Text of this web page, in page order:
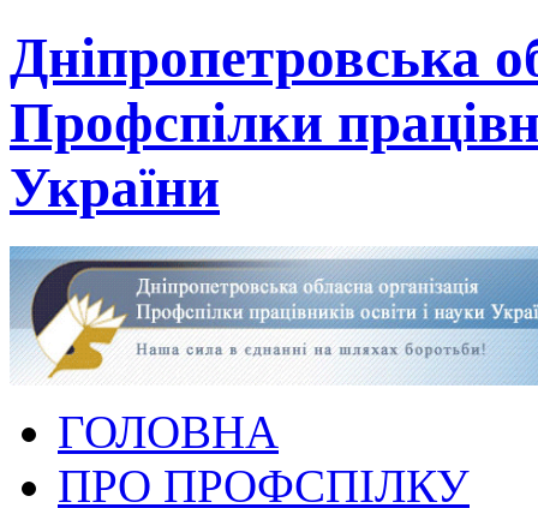
Дніпропетровська
Профспілки
України
ГОЛОВНА
ПРО ПРОФСПІЛКУ